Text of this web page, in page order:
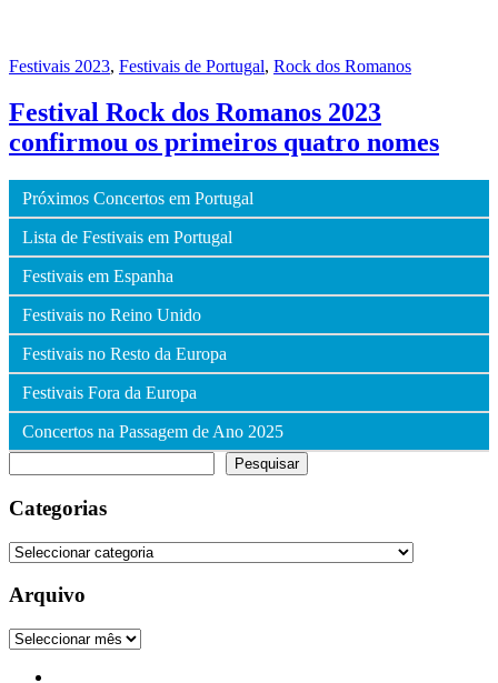
Festivais 2023, Festivais de Portugal, Rock dos Romanos
Festival Rock dos Romanos 2023
confirmou os primeiros quatro nomes
Próximos Concertos em Portugal
Lista de Festivais em Portugal
Festivais em Espanha
Festivais no Reino Unido
Festivais no Resto da Europa
Festivais Fora da Europa
Concertos na Passagem de Ano 2025
Pesquisar
Categorias
Categorias
Arquivo
Arquivo